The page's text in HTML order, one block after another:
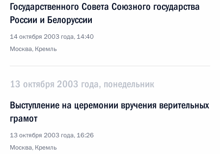
Государственного Совета Союзного государства
России и Белоруссии
14 октября 2003 года, 14:40
Москва, Кремль
13 октября 2003 года, понедельник
Выступление на церемонии вручения верительных
грамот
13 октября 2003 года, 16:26
Москва, Кремль